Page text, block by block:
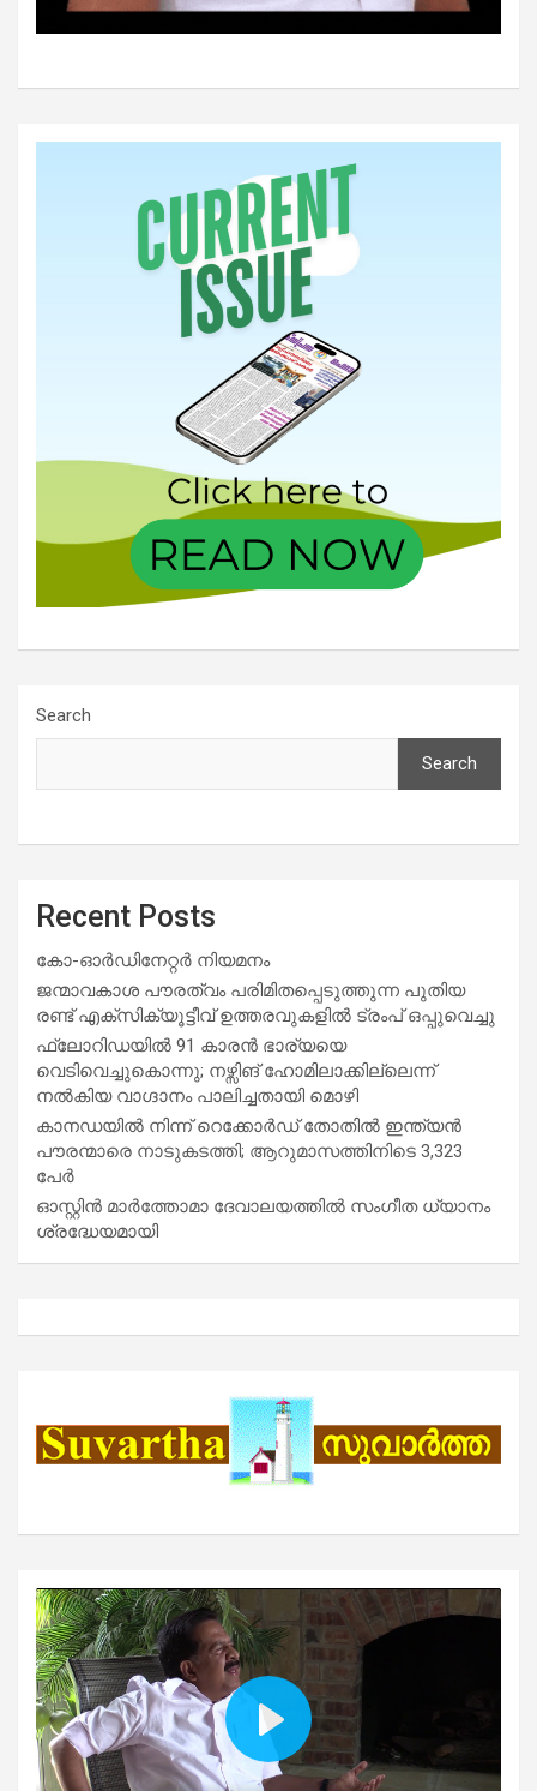
Search
Search
Recent Posts
കോ-ഓർഡിനേറ്റർ നിയമനം
ജന്മാവകാശ പൗരത്വം പരിമിതപ്പെടുത്തുന്ന പുതിയ
രണ്ട് എക്സിക്യൂട്ടീവ് ഉത്തരവുകളിൽ ട്രംപ് ഒപ്പുവെച്ചു
ഫ്ലോറിഡയിൽ 91 കാരൻ ഭാര്യയെ
വെടിവെച്ചുകൊന്നു; നഴ്സിങ് ഹോമിലാക്കില്ലെന്ന്
നൽകിയ വാഗ്ദാനം പാലിച്ചതായി മൊഴി
കാനഡയിൽ നിന്ന് റെക്കോർഡ് തോതിൽ ഇന്ത്യൻ
പൗരന്മാരെ നാടുകടത്തി; ആറുമാസത്തിനിടെ 3,323
പേർ
ഓസ്റ്റിൻ മാർത്തോമാ ദേവാലയത്തിൽ സംഗീത ധ്യാനം
ശ്രദ്ധേയമായി